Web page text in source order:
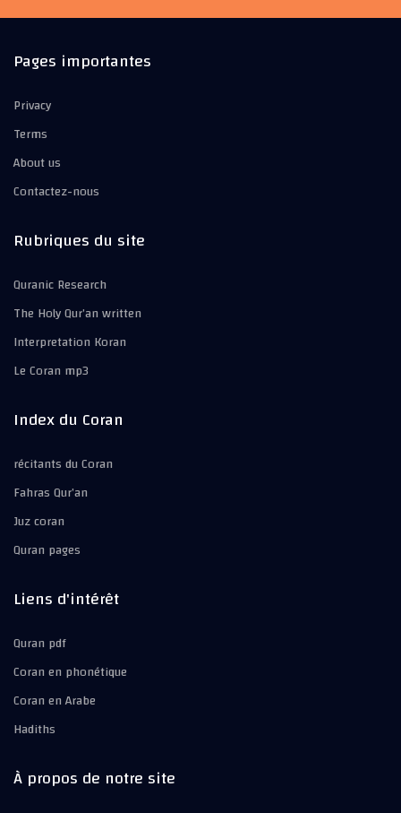
Pages importantes
Privacy
Terms
About us
Contactez-nous
Rubriques du site
Quranic Research
The Holy Qur’an written
Interpretation Koran
Le Coran mp3
Index du Coran
récitants du Coran
Fahras Qur’an
Juz coran
Quran pages
Liens d'intérêt
Quran pdf
Coran en phonétique
Coran en Arabe
Hadiths
À propos de notre site